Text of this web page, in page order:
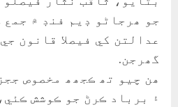
جو ھرجاڻو ڊيم فنڊ ۾ جمع
عدالتن کي فيصلا قانون
گھرجن.
ھن چيو تھ ڪجھھ مخصوص
۽ برباد ڪرڻ جو ڪوشش